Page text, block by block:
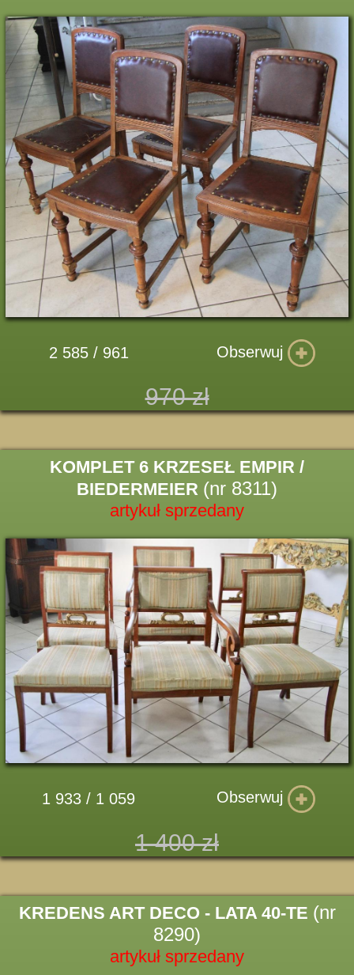
2 585 / 961 Obserwuj
970 zł
KOMPLET 6 KRZESEŁ EMPIR /
BIEDERMEIER (nr 8311)
artykuł sprzedany
1 933 / 1 059 Obserwuj
1 400 zł
KREDENS ART DECO - LATA 40-TE (nr
8290)
artykuł sprzedany